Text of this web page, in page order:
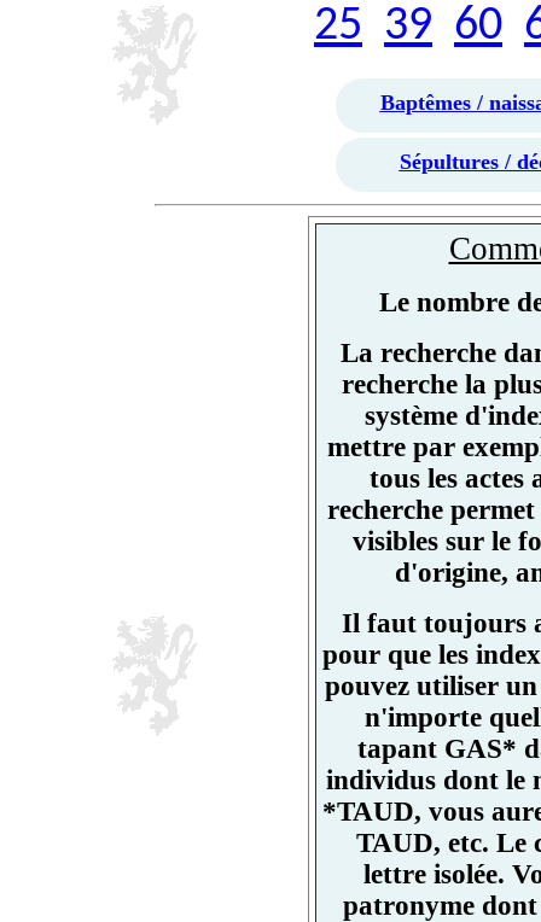
25 39 60
Baptêmes /
Sépultures /
Le nombre
La recherche
recherche la
système
mettre par
tous les
recherche
visibles sur le
d'origine,
Il faut toujours
pour que les
pouvez utiliser
n'importe
tapant GAS*
individus dont le
*TAUD, vous
TAUD, etc. Le
lettre isolée.
patronyme dont